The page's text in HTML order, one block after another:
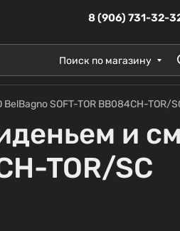
8 (906) 731-32-
Поиск по магазину
SOFT-TOR BB084CH-TOR/
и
TOR/SC